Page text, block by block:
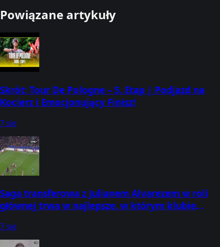
Powiązane artykuły
Skrót: Tour De Pologne – 5. Etap | Podjazd na
Kocierz i Emocjonujący Finisz!
7 sie
Saga transferowa z Julianem Alvarezem w roli
głównej trwa w najlepsze. w którym klubie
7 sie